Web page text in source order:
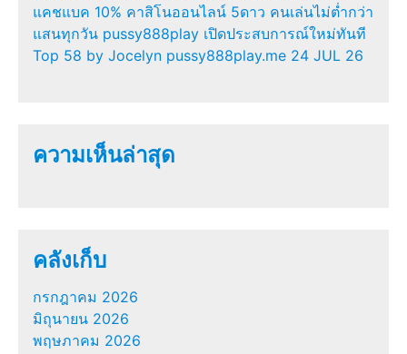
แคชแบค 10% คาสิโนออนไลน์ 5ดาว คนเล่นไม่ต่ำกว่า
แสนทุกวัน pussy888play เปิดประสบการณ์ใหม่ทันที
Top 58 by Jocelyn pussy888play.me 24 JUL 26
ความเห็นล่าสุด
คลังเก็บ
กรกฎาคม 2026
มิถุนายน 2026
พฤษภาคม 2026